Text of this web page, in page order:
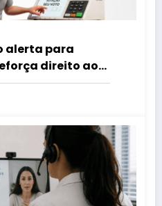
alerta para
direito ao
de trabalho